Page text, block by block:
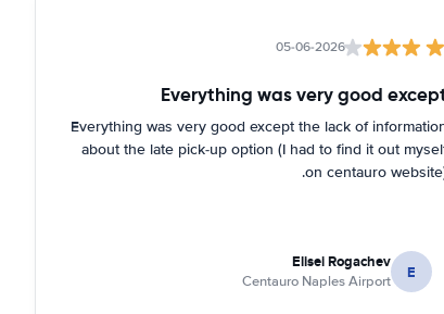
Via Giuseppe Casaregis, 42
Via Giuseppe Casaregis, 46
عرض على الخريطة
Via Pionieri e Aviatori d'Italia, 44
عرض على الخريطة
05-06-2026
Everything was very good
Everything was very good except the lack of
about the late pick-up option (I had to find it out
on centauro
E
Elisei Rogachev
Centauro Naples Airport